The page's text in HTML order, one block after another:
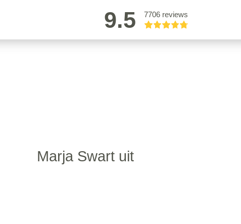
9.5 7706 reviews
Marja Swart uit